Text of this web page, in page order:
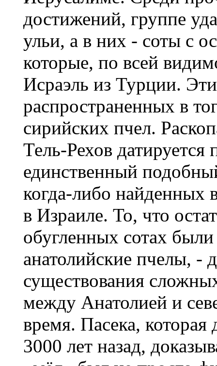
достижений, группе
ульи, а в них - соты с
которые, по всей
Исраэль из Турции.
распространенных в
сирийских пчел.
Тель-Рехов
единственный
когда-либо найденных
в Израиле. То, что
обугленных сотах
анатолийские пчелы, -
существования
между Анатолией и
время. Пасека, которая
3000 лет назад,